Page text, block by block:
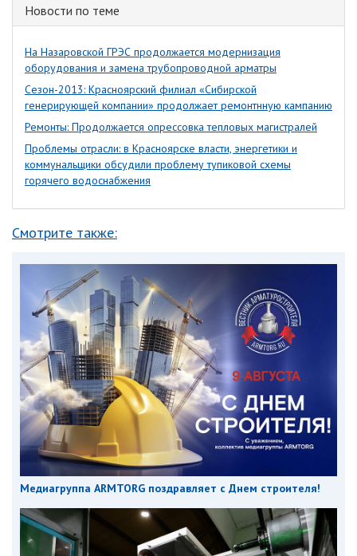
Новости по теме
На Назаровской ГРЭС продолжается модернизация
оборудования и замена трубопроводной арматры
Сезон-2013: Красноярский филиал «Сибирской
генерирующей компании» продолжает ремонтнную кампанию
Ремонты: Продолжается опрессовка тепловых магистралей
Проблемы отрасли: в Красноярске власти, энергетики и
коммунальщики обсудили проблему тупиковой схемы
горячего водоснабжения
Смотрите также:
Медиагруппа ARMTORG поздравляет с Днем строителя!